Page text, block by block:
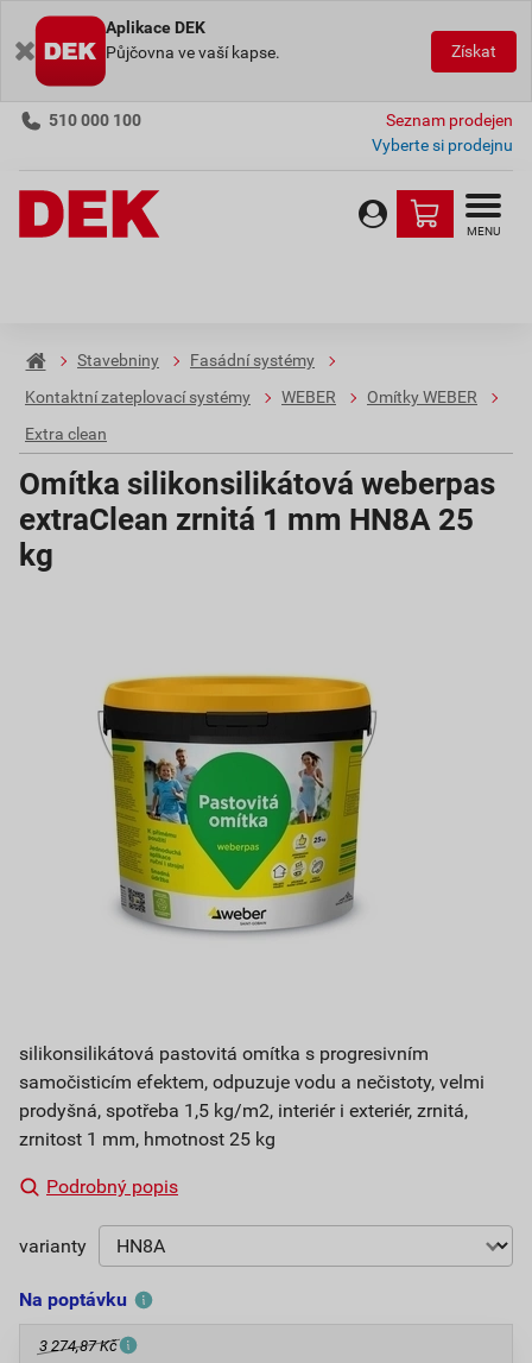
Aplikace DEK
Půjčovna ve vaší kapse.
Získat
510 000 100
Seznam prodejen
Vyberte si prodejnu
MENU
Stavebniny
Fasádní systémy
Kontaktní zateplovací systémy
WEBER
Omítky WEBER
Extra clean
Omítka silikonsilikátová weberpas
extraClean zrnitá 1 mm HN8A 25
kg
silikonsilikátová pastovitá omítka s progresivním
samočisticím efektem, odpuzuje vodu a nečistoty, velmi
prodyšná, spotřeba 1,5 kg/m2, interiér i exteriér, zrnitá,
zrnitost 1 mm, hmotnost 25 kg
Podrobný popis
varianty
Na poptávku
3 274,87 Kč